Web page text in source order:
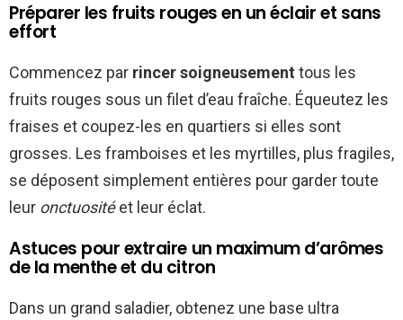
Préparer les fruits rouges en un éclair et sans
effort
Commencez par rincer soigneusement tous les
fruits rouges sous un filet d’eau fraîche. Équeutez les
fraises et coupez-les en quartiers si elles sont
grosses. Les framboises et les myrtilles, plus fragiles,
se déposent simplement entières pour garder toute
leur onctuositéet leur éclat.
Astuces pour extraire un maximum d’arômes
de la menthe et du citron
Dans un grand saladier, obtenez une base ultra